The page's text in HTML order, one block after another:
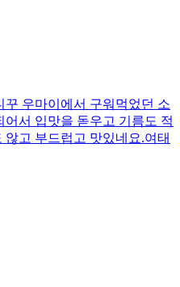
우마이에서 구워먹었던 소
서 입맛을 돋우고 기름도 적
고 부드럽고 맛있네요.여태